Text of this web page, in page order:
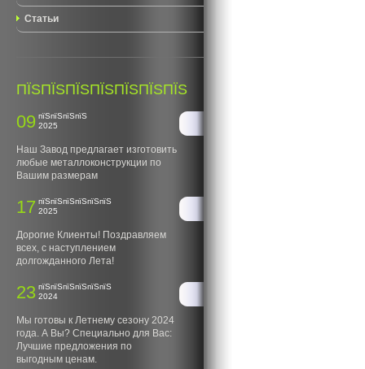
Статьи
ПЇЅПЇЅПЇЅПЇЅПЇЅПЇЅПЇЅ
09 пїЅпїЅпїЅпїЅ
2025
Наш Завод предлагает изготовить
любые металлоконструкции по
Вашим размерам
17 пїЅпїЅпїЅпїЅпїЅпїЅ
2025
Дорогие Клиенты! Поздравляем
всех, с наступлением
долгожданного Лета!
23 пїЅпїЅпїЅпїЅпїЅпїЅ
2024
Мы готовы к Летнему сезону 2024
года. А Вы? Специально для Вас:
Лучшие предложения по
выгодным ценам.